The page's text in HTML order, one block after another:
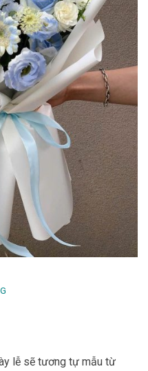
lễ sẽ tương tự mẫu từ